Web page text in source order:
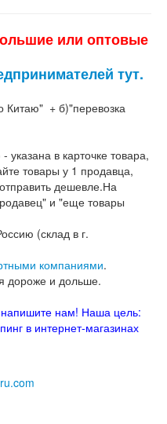
или оптовые
тут.
Китаю" + б)"перевозка
указана в карточке товара,
товары у 1 продавца,
дешевле.На
и "еще товары
(склад в г.
компаниями.
дороже и дольше.
напишите нам! Наша цель:
в интернет-магазинах